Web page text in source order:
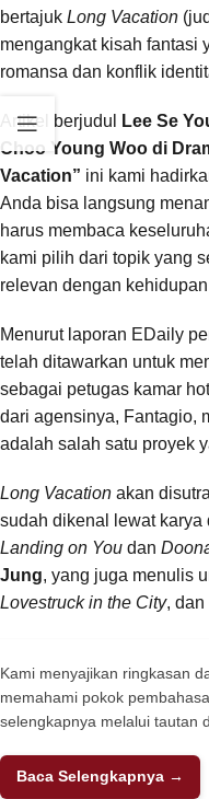
bertajuk Long Vacation
mengangkat kisah fantasi
romansa dan konflik
Artikel berjudul
Lee Se
Choo Young Woo di
Vacation” ini kami
Anda bisa langsung
harus membaca
kami pilih dari topik yang
relevan dengan
Menurut laporan EDaily
telah ditawarkan untuk
sebagai petugas kamar
dari agensinya, Fantagio,
adalah salah satu proyek
Long Vacation akan
sudah dikenal lewat karya
Landing on You dan
Jung, yang juga menulis
Lovestruck in the City, dan
Kami menyajikan ringkasan
memahami pokok
selengkapnya melalui tautan
Baca Selengkapnya →